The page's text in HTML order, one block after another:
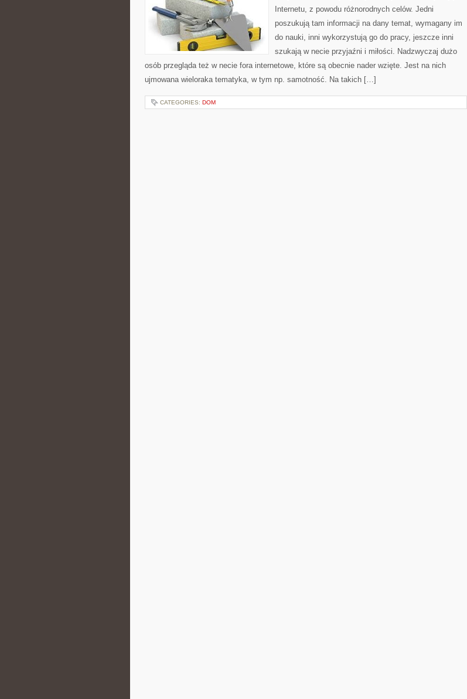
Internetu, z powodu różnorodnych celów. Jedni
poszukują tam informacji na dany temat, wymagany im
do nauki, inni wykorzystują go do pracy, jeszcze inni
szukają w necie przyjaźni i miłości. Nadzwyczaj dużo
osób przegląda też w necie fora internetowe, które są obecnie nader wzięte. Jest na nich
ujmowana wieloraka tematyka, w tym np. samotność. Na takich […]
CATEGORIES: DOM